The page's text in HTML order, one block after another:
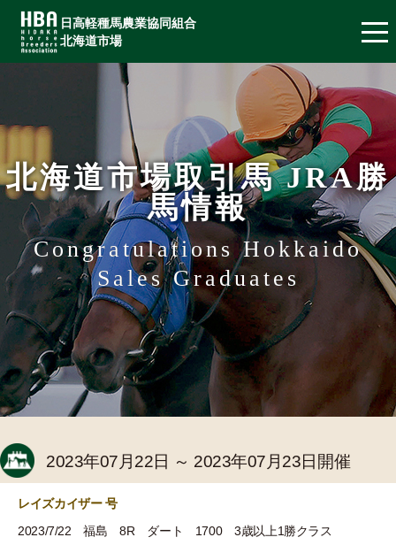
日高軽種馬農業協同組合
北海道市場
北海道市場取引馬 JRA勝
馬情報
Congratulations Hokkaido
Sales Graduates
2023年07月22日 ～ 2023年07月23日開催
レイズカイザー 号
2023/7/22 福島 8R ダート 1700 3歳以上1勝クラス